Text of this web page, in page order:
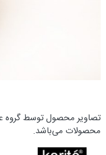
تصاویر محصول توسط گروه
محصولات می‌باشد.